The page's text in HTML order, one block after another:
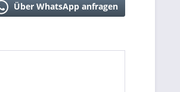
Über WhatsApp anfragen